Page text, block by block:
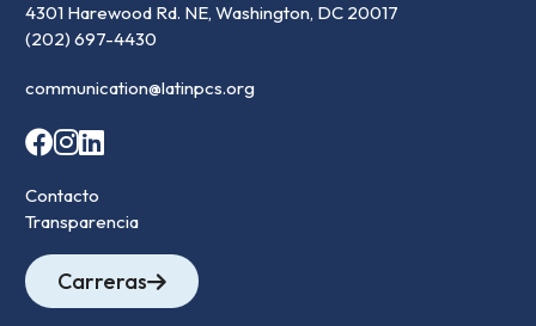
4301 Harewood Rd. NE, Washington, DC 20017
(202) 697-4430
communication@latinpcs.org
Contacto
Transparencia
Carreras